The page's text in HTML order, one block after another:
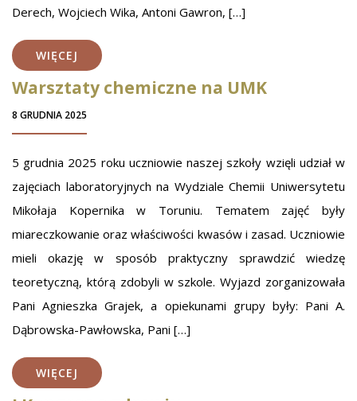
Derech, Wojciech Wika, Antoni Gawron, […]
WIĘCEJ
Warsztaty chemiczne na UMK
8 GRUDNIA 2025
5 grudnia 2025 roku uczniowie naszej szkoły wzięli udział w
zajęciach laboratoryjnych na Wydziale Chemii Uniwersytetu
Mikołaja Kopernika w Toruniu. Tematem zajęć były
miareczkowanie oraz właściwości kwasów i zasad. Uczniowie
mieli okazję w sposób praktyczny sprawdzić wiedzę
teoretyczną, którą zdobyli w szkole. Wyjazd zorganizowała
Pani Agnieszka Grajek, a opiekunami grupy były: Pani A.
Dąbrowska-Pawłowska, Pani […]
WIĘCEJ